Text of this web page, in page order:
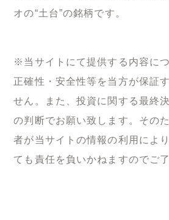
オの“土台”の銘柄です。
※当サイトにて提供する内容に
正確性・安全性等を当方が保証
せん。また、投資に関する最終
の判断でお願い致します。その
者が当サイトの情報の利用によ
ても責任を負いかねますのでご